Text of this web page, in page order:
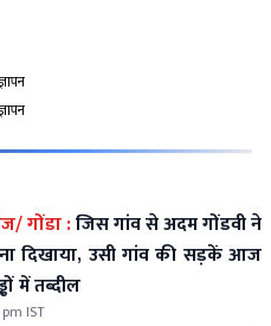
परसपुर/करनैलगंज/ गोंडा :जिस गांव से अदम गोंडवी ने
दिखाया, उसी गांव की सड़कें आज
में तब्दील
IST